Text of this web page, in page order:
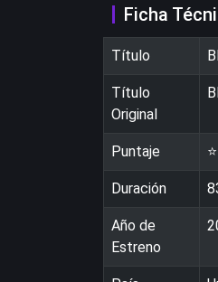
Ficha
Título
Título
Original
Puntaje ⭐
Duración
Año de
Estreno